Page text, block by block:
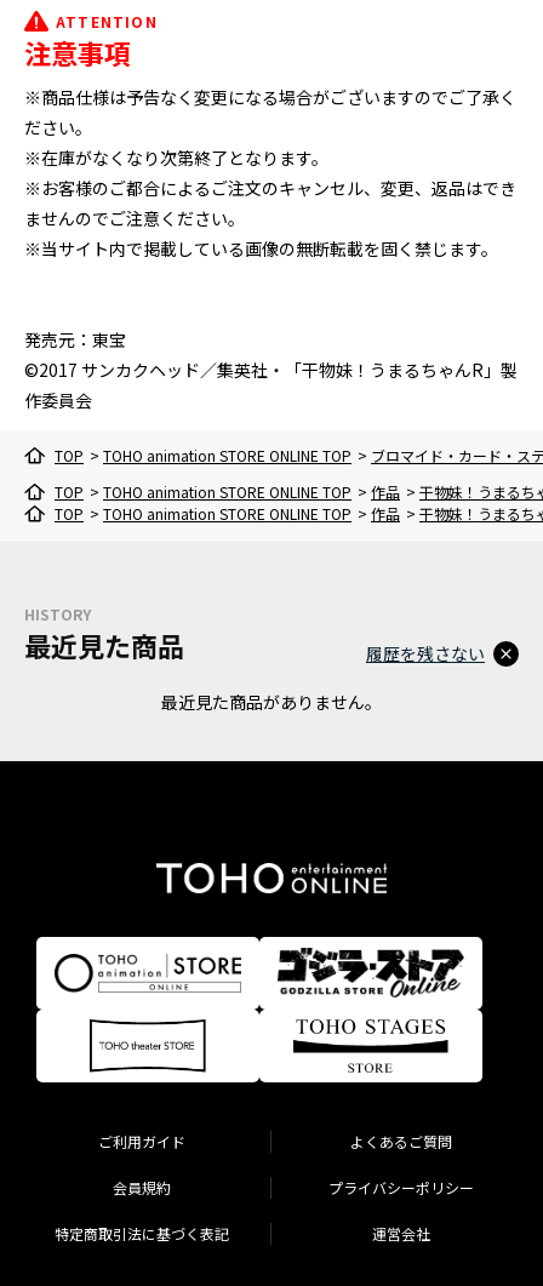
ATTENTION
注意事項
※商品仕様は予告なく変更になる場合がございますのでご了承く
ださい。
※在庫がなくなり次第終了となります。
※お客様のご都合によるご注文のキャンセル、変更、返品はでき
ませんのでご注意ください。
※当サイト内で掲載している画像の無断転載を固く禁じます。
発売元：東宝
©2017 サンカクヘッド／集英社・「干物妹！うまるちゃんR」製
作委員会
TOP > TOHO animation STORE ONLINE TOP > ブロマイド・カード・ス
TOP > TOHO animation STORE ONLINE TOP > 作品 > 干物妹！うまるち
TOP > TOHO animation STORE ONLINE TOP > 作品 > 干物妹！うまるち
HISTORY
最近見た商品
最近見た商品がありません。
履歴を残さない
ご利用ガイド よくあるご質問
会員規約 プライバシーポリシー
特定商取引法に基づく表記 運営会社